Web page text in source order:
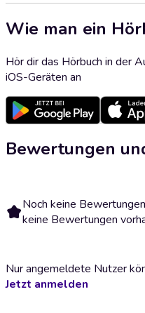
Wie man ein
Hör dir das Hörbuch in der
iOS-Geräten an
Bewertungen
Noch keine
keine Bewertungen
Nur angemeldete Nutzer
Jetzt anmelden